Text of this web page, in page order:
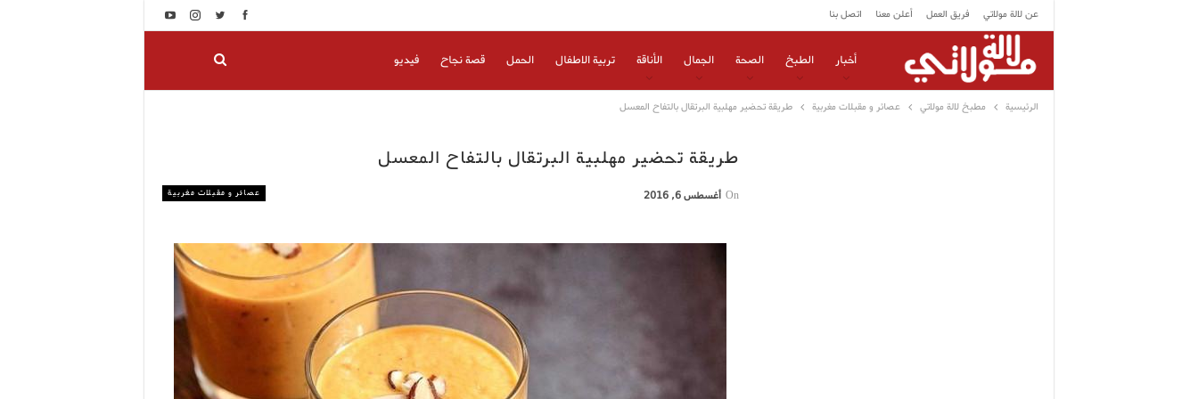
عن لالة مولاتي فريق العمل أعلن معنا اتصل بنا
أخبار الطبخ الصحة الجمال الأناقة تربية الاطفال الحمل قصة نجاح فيديو
الرئيسية مطبخ لالة مولاتي عصائر و مقبلات مغربية طريقة تحضير مهلبية البرتقال بالتفاح المعسل
طريقة تحضير مهلبية البرتقال بالتفاح المعسل
عصائر و مقبلات مغربية On أغسطس 6, 2016